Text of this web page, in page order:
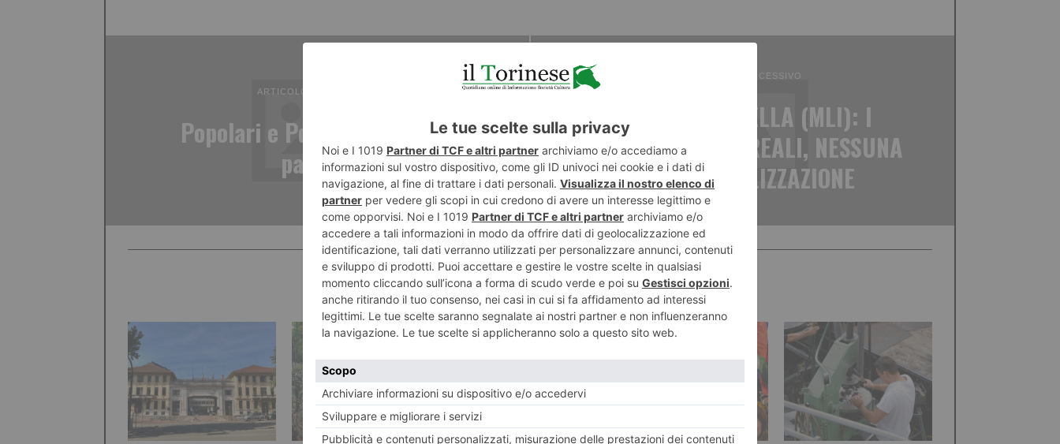
ARTICOLO PRECEDENTE
Popolari e Pd, una storia del
passato
ARTICOLO SUCCESSIVO
NUE 112, BATZELLA (MLI): I
PROBLEMI SONO REALI, NESSUNA
STRUMENTALIZZAZIONE
RECENTI: